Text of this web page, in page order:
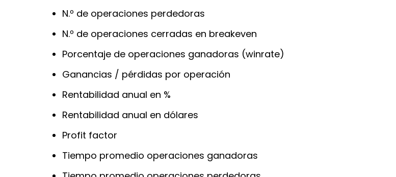
N.º de operaciones perdedoras
N.º de operaciones cerradas en breakeven
Porcentaje de operaciones ganadoras (winrate)
Ganancias / pérdidas por operación
Rentabilidad anual en %
Rentabilidad anual en dólares
Profit factor
Tiempo promedio operaciones ganadoras